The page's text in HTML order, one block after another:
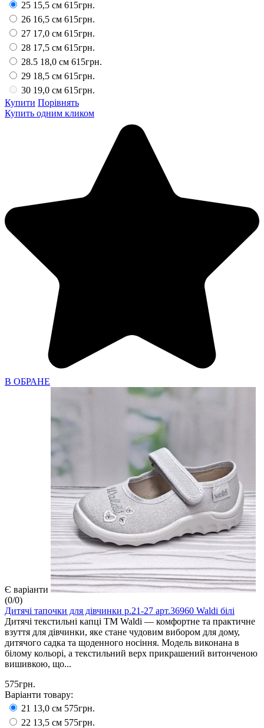
25 15,5 см 615грн.
26 16,5 см 615грн.
27 17,0 см 615грн.
28 17,5 см 615грн.
28.5 18,0 см 615грн.
29 18,5 см 615грн.
30 19,0 см 615грн.
Купити Порівнять
Купить одним кликом
В ОБРАНЕ
Є варіанти
(0/0)
Дитячі тапочки для дівчинки р.21-27 арт.36960 Waldi білі
Дитячі текстильні капці ТМ Waldi — комфортне та практичне
взуття для дівчинки, яке стане чудовим вибором для дому,
дитячого садка та щоденного носіння. Модель виконана в
білому кольорі, а текстильний верх прикрашений витонченою
вишивкою, що...
575грн.
Варіанти товару:
21 13,0 см 575грн.
22 13,5 см 575грн.